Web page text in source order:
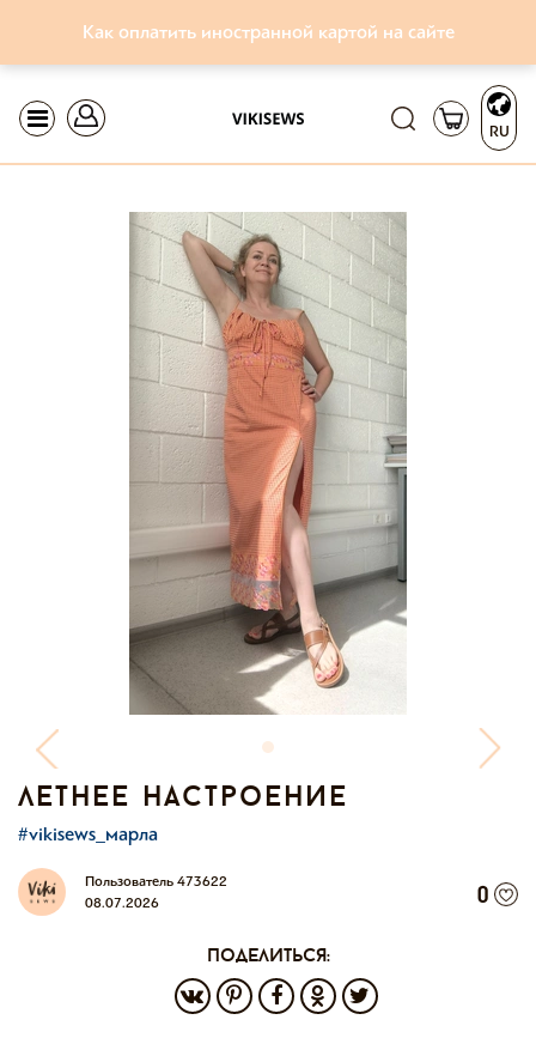
Как оплатить иностранной картой на сайте
RU
летнее настроение
#vikisews_марла
Пользователь 473622
08.07.2026
0
поделиться: